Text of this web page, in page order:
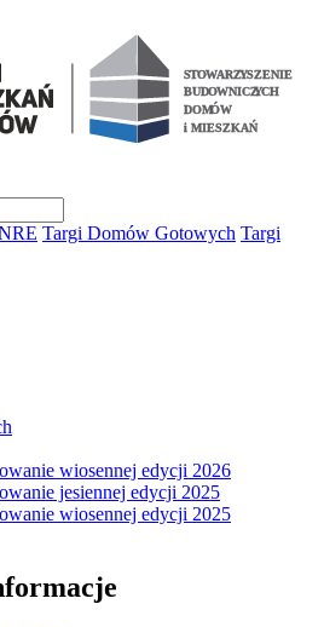
Targi Domów Gotowych Targi
wiosennej edycji 2026
jesiennej edycji 2025
wiosennej edycji 2025